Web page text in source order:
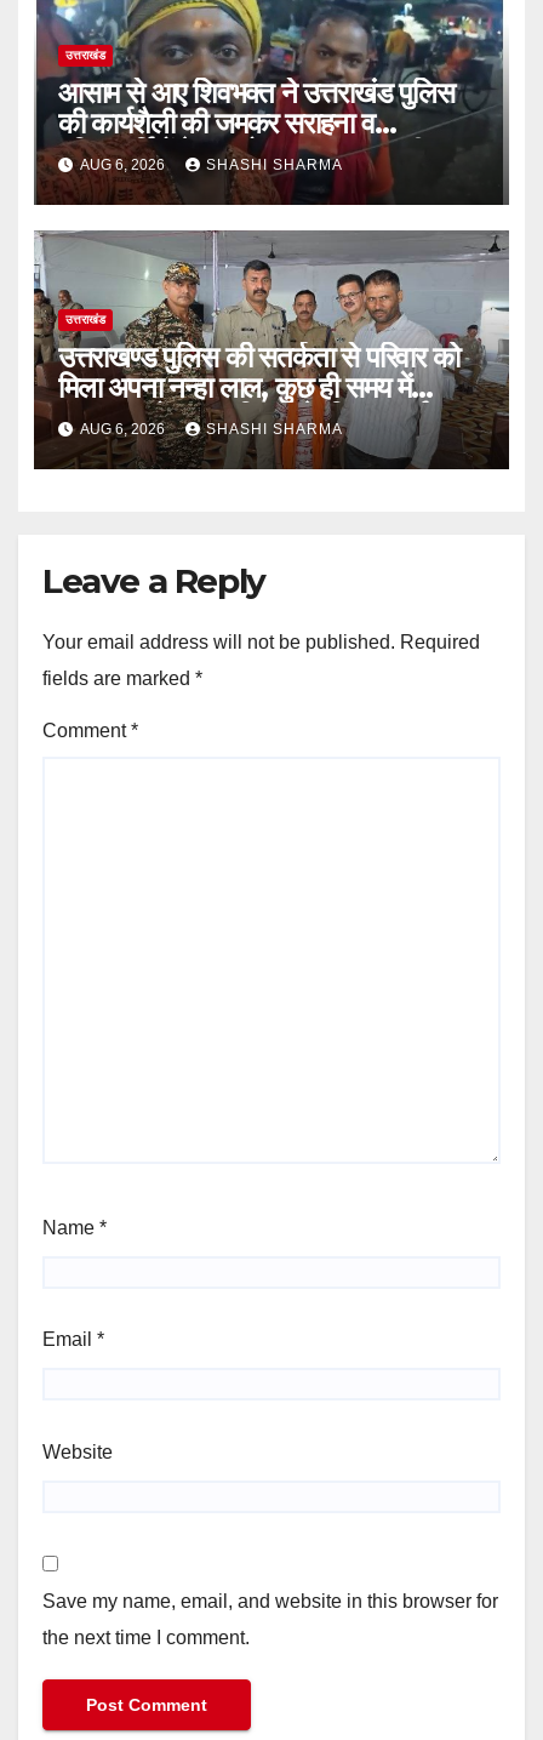
उत्तराखंड
आसाम से आए शिवभक्त ने उत्तराखंड पुलिस
की कार्यशैली की जमकर सराहना व
पुलिसकर्मियों के सहयोगात्मक व्यवहार की
खुलकर प्रशंसा
AUG 6, 2026 SHASHI SHARMA
उत्तराखंड
उत्तराखण्ड पुलिस की सतर्कता से परिवार को
मिला अपना नन्हा लाल, कुछ ही समय में
सकुशल खोजकर परिजनों के किया सुपुर्द
AUG 6, 2026 SHASHI SHARMA
Leave a Reply
Your email address will not be published. Required
fields are marked *
Comment*
Name *
Email *
Website
Save my name, email, and website in this browser for
the next time I comment.